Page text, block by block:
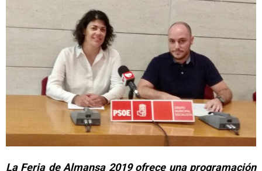
La Feria de Almansa 2019 ofrece una programación